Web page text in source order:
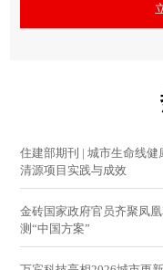
住建部期刊 | 城市生命线
清源项目实践与成效
金砖国家政府官员齐聚凤
测“中国方案”